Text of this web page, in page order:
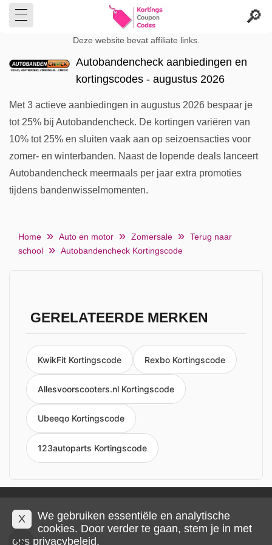
Deze website bevat affiliate links.
Autobandencheck aanbiedingen en
kortingscodes - augustus 2026
Met 3 actieve aanbiedingen in augustus 2026 bespaar je
tot 25% bij Autobandencheck. De kortingen variëren van
10% tot 25% en sluiten vaak aan op seizoensacties voor
zomer- en winterbanden. Naast de lopende deals lanceert
Autobandencheck meermaals per jaar extra promoties
tijdens bandenwisselmomenten.
Home Auto en motor Zomersale
Terug naar
school
Autobandencheck Kortingscode
GERELATEERDE MERKEN
KwikFit Kortingscode Rexbo Kortingscode
Allesvoorscooters.nl Kortingscode
Ubeeqo Kortingscode
123autoparts Kortingscode
Privacy en cookies Impressum Algemene voorwaarden
© 2026 IMP Multimedia GmbH
X
We gebruiken essentiële en analytische
cookies. Door verder te gaan, stem je in met
ons privacybeleid.